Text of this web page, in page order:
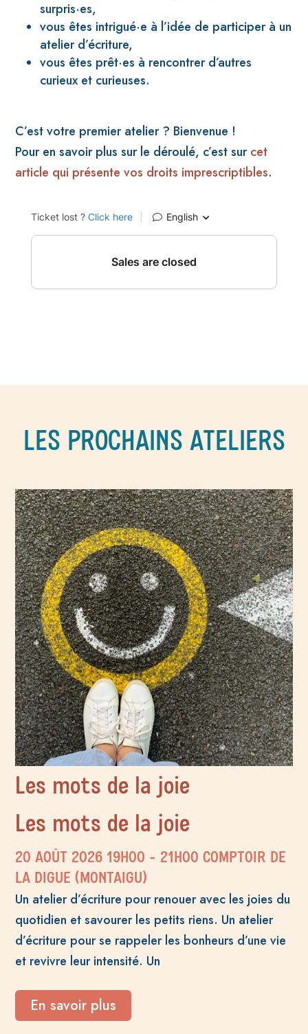
surpris·es,
vous êtes intrigué·e à l’idée de participer à un
atelier d’écriture,
vous êtes prêt·es à rencontrer d’autres
curieux et curieuses.
C’est votre premier atelier ? Bienvenue !
Pour en savoir plus sur le déroulé, c’est surcet
article qui présente vos droits imprescriptibles.
LES PROCHAINS ATELIERS
Les mots de la joie
Les mots de la joie
20 AOÛT 2026 19H00 - 21H00 COMPTOIR DE
LA DIGUE (MONTAIGU)
Un atelier d’écriture pour renouer avec les joies du
quotidien et savourer les petits riens. Un atelier
d’écriture pour se rappeler les bonheurs d’une vie
et revivre leur intensité. Un
En savoir plus